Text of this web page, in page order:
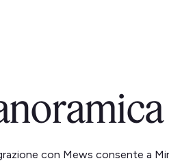
con Mews consente a